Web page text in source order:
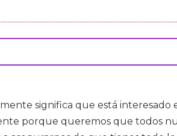
significa que está interesado
porque queremos que todos